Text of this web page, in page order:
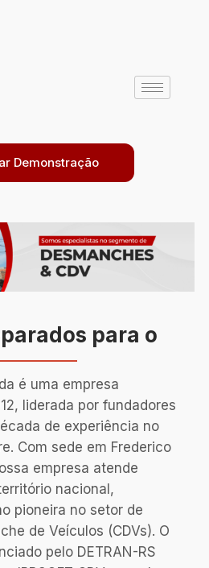
Demonstração
para o
é uma empresa
liderada por fundadores
de experiência no
Com sede em Frederico
empresa atende
nacional,
pioneira no setor de
de Veículos (CDVs). O
pelo DETRAN-RS